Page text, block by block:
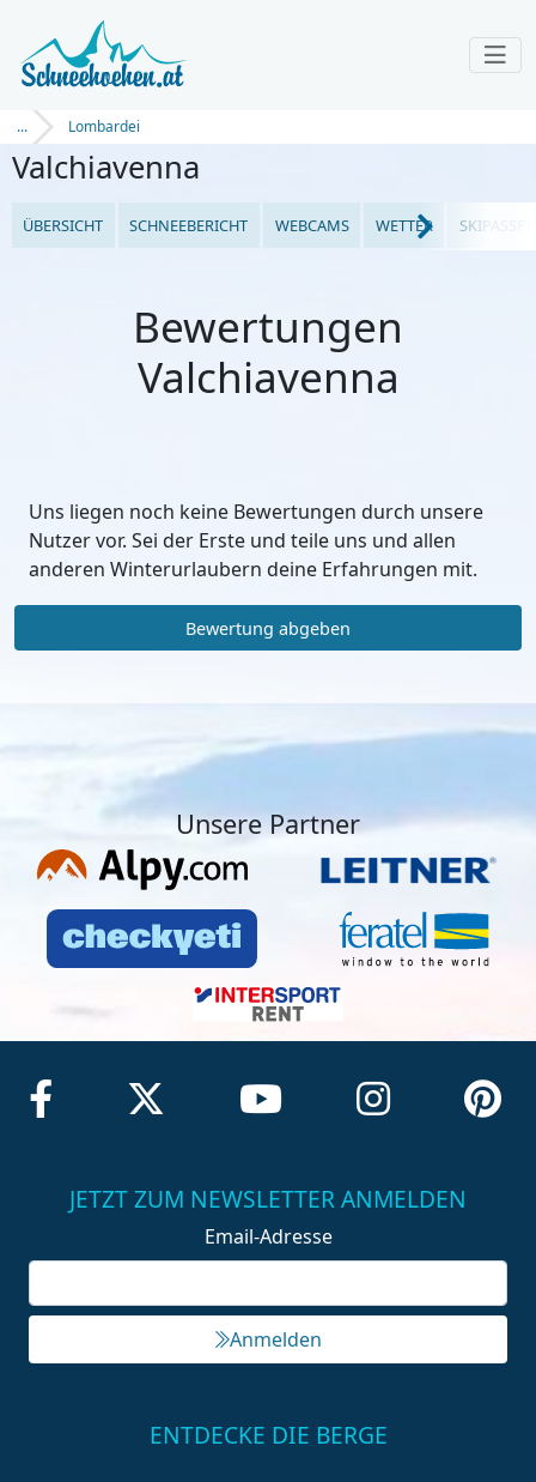
... Lombardei
Valchiavenna
ÜBERSICHT SCHNEEBERICHT WEBCAMS WETTER
Bewertungen
Valchiavenna
Uns liegen noch keine Bewertungen durch unsere
Nutzer vor. Sei der Erste und teile uns und allen
anderen Winterurlaubern deine Erfahrungen mit.
Bewertung abgeben
Unsere Partner
JETZT ZUM NEWSLETTER ANMELDEN
Email-Adresse
Anmelden
ENTDECKE DIE BERGE